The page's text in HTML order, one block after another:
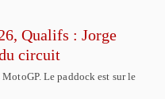
Qualifs : Jorge
circuit
Le paddock est sur le